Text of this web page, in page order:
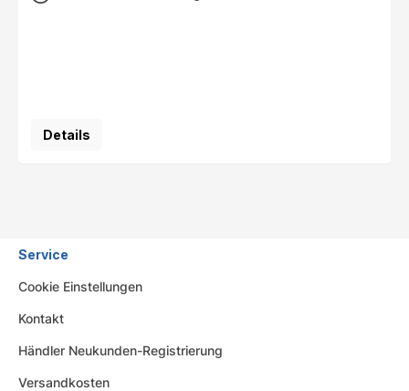
Details
Service
Cookie Einstellungen
Kontakt
Händler Neukunden-Registrierung
Versandkosten